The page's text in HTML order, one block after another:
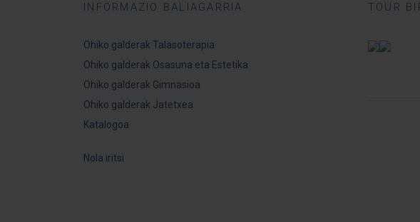
INFORMAZIO BALIAGARRIA
Ohiko galderak Talasoterapia
Ohiko galderak Osasuna eta Estetika
Ohiko galderak Gimnasioa
Ohiko galderak Jatetxea
Katalogoa
Nola iritsi
TOUR